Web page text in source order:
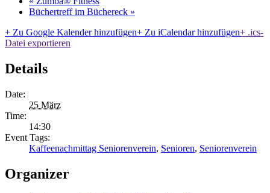
Büchertreff im Büchereck »
+ Zu Google Kalender hinzufügen+ Zu iCalendar hinzufügen+ .ics-
Datei exportieren
Details
Date:
25 März
Time:
14:30
Event Tags:
Kaffeenachmittag Seniorenverein, Senioren, Seniorenverein
Organizer